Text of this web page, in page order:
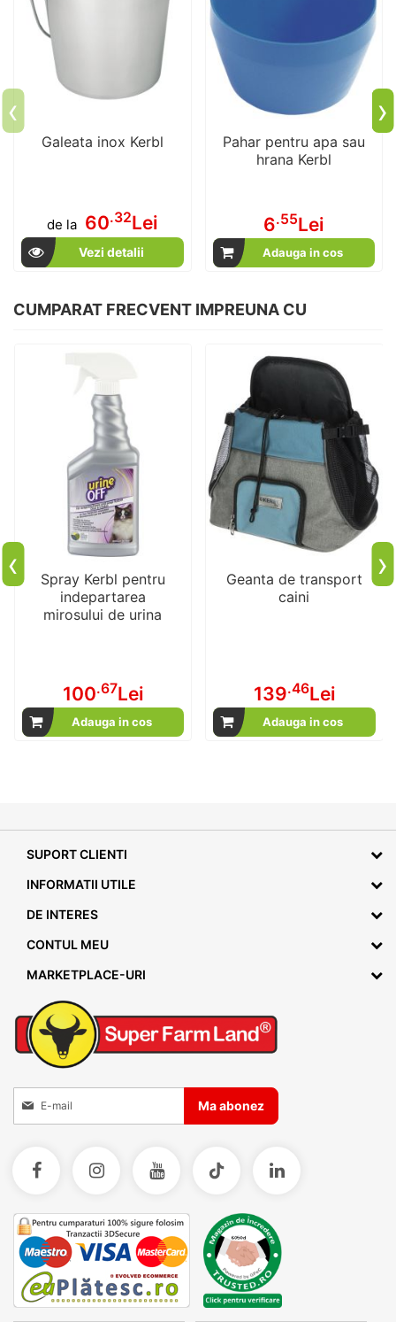
Galeata inox Kerbl
de la 60.32Lei
Vezi detalii
Pahar pentru apa sau
hrana Kerbl
6.55Lei
Adauga in cos
‹ ›
CUMPARAT FRECVENT IMPREUNA CU
Spray Kerbl pentru
indepartarea
mirosului de urina
100.67Lei
Adauga in cos
Geanta de transport
caini
139.46Lei
Adauga in cos
‹ ›
SUPORT CLIENTI
INFORMATII UTILE
DE INTERES
CONTUL MEU
MARKETPLACE-URI
Inscrieti-va la Buletinele noastre informative
Ma abonez